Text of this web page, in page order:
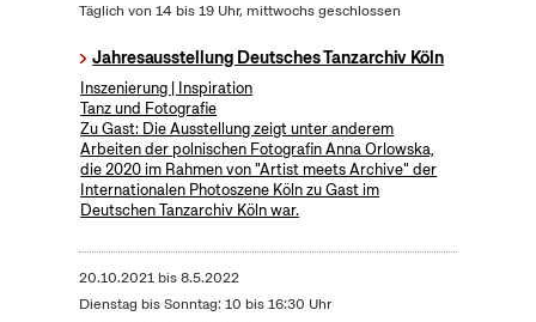
Täglich von 14 bis 19 Uhr, mittwochs geschlossen
Jahresausstellung Deutsches Tanzarchiv Köln
Inszenierung | Inspiration
Tanz und Fotografie
Zu Gast: Die Ausstellung zeigt unter anderem
Arbeiten der polnischen Fotografin Anna Orlowska,
die 2020 im Rahmen von "Artist meets Archive" der
Internationalen Photoszene Köln zu Gast im
Deutschen Tanzarchiv Köln war.
20.10.2021bis8.5.2022
Dienstag bis Sonntag: 10 bis 16:30 Uhr